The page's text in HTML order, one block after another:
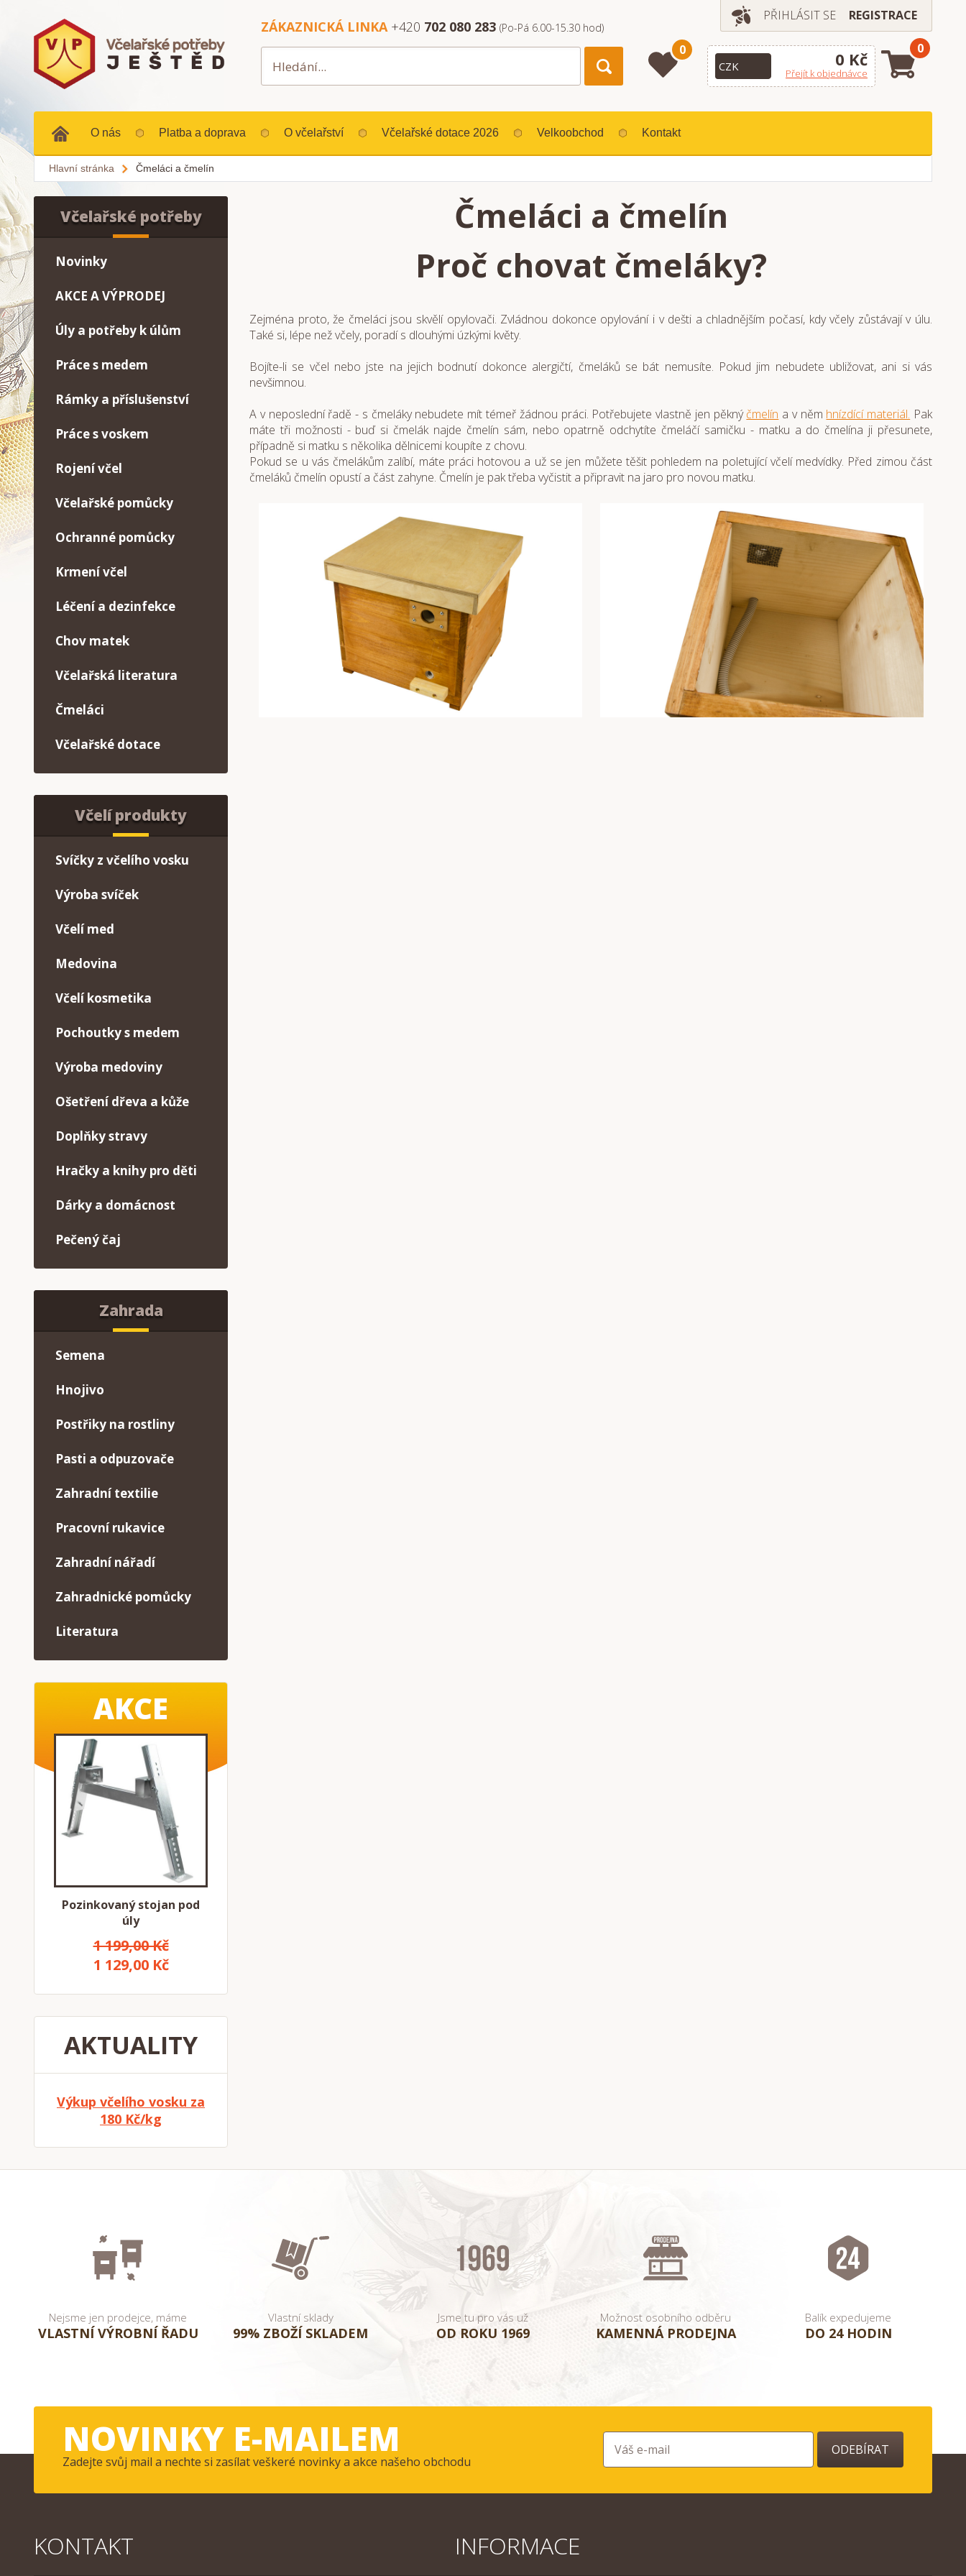
PŘIHLÁSIT SE REGISTRACE
ZÁKAZNICKÁ LINKA +420 702 080 283 (Po-Pá 6.00-15.30 hod)
0 0 Kč
Přejít k objednávce
0
O nás Platba a doprava O včelařství Včelařské dotace 2026 Velkoobchod Kontakt
Hlavní stránka Čmeláci a čmelín
Čmeláci a čmelín
Proč chovat čmeláky?
Zejména proto, že čmeláci jsou skvělí opylovači. Zvládnou dokonce opylování i v dešti a chladnějším počasí, kdy včely zůstávají v úlu.
Také si, lépe než včely, poradí s dlouhými úzkými květy.
Bojíte-li se včel nebo jste na jejich bodnutí dokonce alergičtí, čmeláků se bát nemusíte. Pokud jim nebudete ubližovat, ani si vás
nevšimnou.
A v neposlední řadě - s čmeláky nebudete mít témeř žádnou práci. Potřebujete vlastně jen pěknýčmelín a v něm hnízdící materiál. Pak
máte tři možnosti - buď si čmelák najde čmelín sám, nebo opatrně odchytíte čmeláčí samičku - matku a do čmelína ji přesunete,
případně si matku s několika dělnicemi koupíte z chovu.
Pokud se u vás čmelákům zalíbí, máte práci hotovou a už se jen můžete těšit pohledem na poletující včelí medvídky. Před zimou část
čmeláků čmelín opustí a část zahyne. Čmelín je pak třeba vyčistit a připravit na jaro pro novou matku.
Včelařské potřeby
Novinky
AKCE A VÝPRODEJ
Úly a potřeby k úlům
Práce s medem
Rámky a příslušenství
Práce s voskem
Rojení včel
Včelařské pomůcky
Ochranné pomůcky
Krmení včel
Léčení a dezinfekce
Chov matek
Včelařská literatura
Čmeláci
Včelařské dotace
Včelí produkty
Svíčky z včelího vosku
Výroba svíček
Včelí med
Medovina
Včelí kosmetika
Pochoutky s medem
Výroba medoviny
Ošetření dřeva a kůže
Doplňky stravy
Hračky a knihy pro děti
Dárky a domácnost
Pečený čaj
Zahrada
Semena
Hnojivo
Postřiky na rostliny
Pasti a odpuzovače
Zahradní textilie
Pracovní rukavice
Zahradní nářadí
Zahradnické pomůcky
Literatura
AKCE
Pozinkovaný stojan pod
úly
1 199,00 Kč
1 129,00 Kč
AKTUALITY
Výkup včelího vosku za
180 Kč/kg
Nejsme jen prodejce, máme
VLASTNÍ VÝROBNÍ ŘADU
Vlastní sklady
99% ZBOŽÍ SKLADEM
Jsme tu pro vás už
OD ROKU 1969
Možnost osobního odběru
KAMENNÁ PRODEJNA
Balík expedujeme
DO 24 HODIN
NOVINKY E-MAILEM
Zadejte svůj mail a nechte si zasílat veškeré novinky a akce našeho obchodu
ODEBÍRAT
KONTAKT INFORMACE